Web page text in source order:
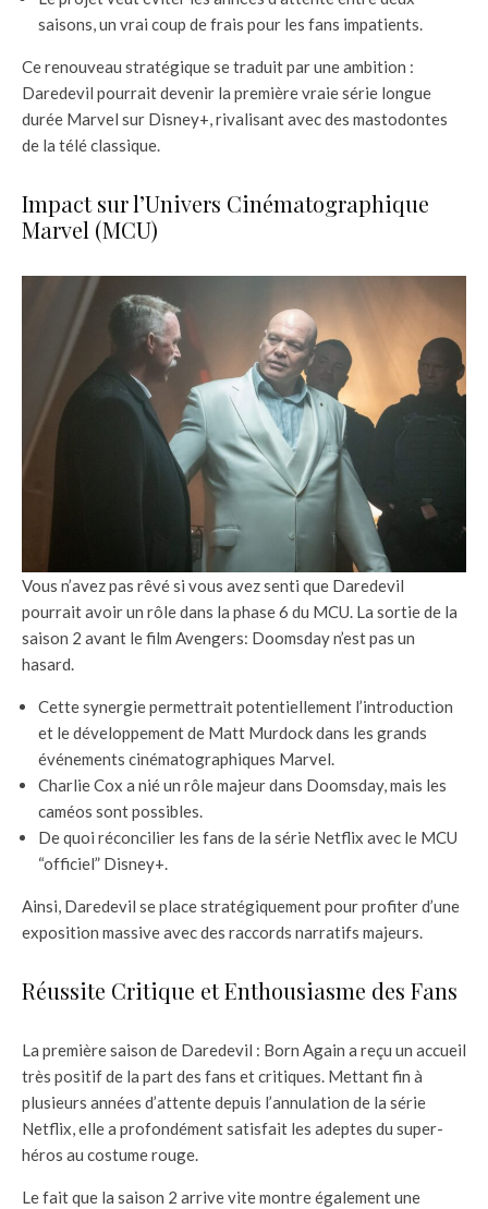
saisons, un vrai coup de frais pour les fans impatients.
Ce renouveau stratégique se traduit par une ambition :
Daredevil pourrait devenir la première vraie série longue
durée Marvel sur Disney+, rivalisant avec des mastodontes
de la télé classique.
Impact sur l’Univers Cinématographique
Marvel (MCU)
Vous n’avez pas rêvé si vous avez senti que Daredevil
pourrait avoir un rôle dans la phase 6 du MCU. La sortie de la
saison 2 avant le film Avengers: Doomsday n’est pas un
hasard.
Cette synergie permettrait potentiellement l’introduction
et le développement de Matt Murdock dans les grands
événements cinématographiques Marvel.
Charlie Cox a nié un rôle majeur dans Doomsday, mais les
caméos sont possibles.
De quoi réconcilier les fans de la série Netflix avec le MCU
“officiel” Disney+.
Ainsi, Daredevil se place stratégiquement pour profiter d’une
exposition massive avec des raccords narratifs majeurs.
Réussite Critique et Enthousiasme des Fans
La première saison de Daredevil : Born Again a reçu un accueil
très positif de la part des fans et critiques. Mettant fin à
plusieurs années d’attente depuis l’annulation de la série
Netflix, elle a profondément satisfait les adeptes du super-
héros au costume rouge.
Le fait que la saison 2 arrive vite montre également une